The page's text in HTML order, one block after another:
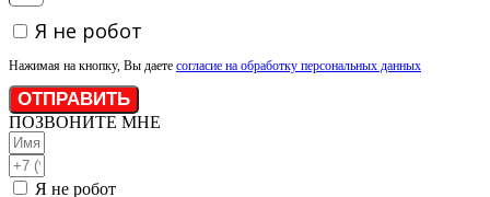
Я не робот
Нажимая на кнопку, Вы даете согласие на обработку персональных данных
ОТПРАВИТЬ
ПОЗВОНИТЕ МНЕ
Я не робот